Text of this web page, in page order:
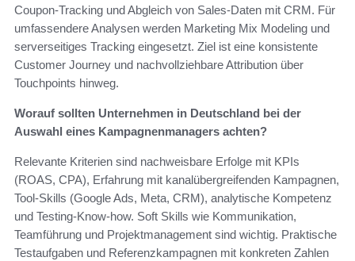
Coupon‑Tracking und Abgleich von Sales‑Daten mit CRM. Für
umfassendere Analysen werden Marketing Mix Modeling und
serverseitiges Tracking eingesetzt. Ziel ist eine konsistente
Customer Journey und nachvollziehbare Attribution über
Touchpoints hinweg.
Worauf sollten Unternehmen in Deutschland bei der
Auswahl eines Kampagnenmanagers achten?
Relevante Kriterien sind nachweisbare Erfolge mit KPIs
(ROAS, CPA), Erfahrung mit kanalübergreifenden Kampagnen,
Tool‑Skills (Google Ads, Meta, CRM), analytische Kompetenz
und Testing‑Know‑how. Soft Skills wie Kommunikation,
Teamführung und Projektmanagement sind wichtig. Praktische
Testaufgaben und Referenzkampagnen mit konkreten Zahlen